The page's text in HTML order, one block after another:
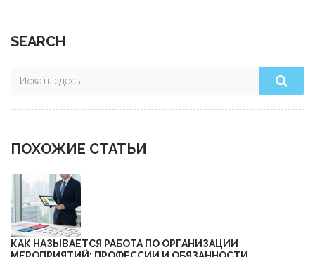
SEARCH
ПОХОЖИЕ СТАТЬИ
КАК НАЗЫВАЕТСЯ РАБОТА ПО ОРГАНИЗАЦИИ